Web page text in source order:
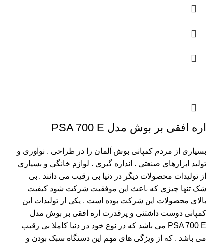
اره افقی بر بوش مدل PSA 700 E
بسیاری از مردم کمپانی بوش آلمان را در طراحی . نوآوری و
تولید ابزارهای صنعتی . اندازه گیری . لوازم خانگی و بسیاری
از تولیدات محصولات دیگر در دنیا بی رقیب می دانند . بی
شک تنها چیزی که باعث این موفقیت شرکت شود کیفیت
بالای محصولات این شرکت بوده است . یکی از تولیدات این
کمپانی دوست داشتنی و پرقدرت اره افقی بر بوش مدل
PSA 700 E می باشد که در نوع خود در دنیا کاملا بی رقیب
می باشد . که از ویژگی های مهم این دستگاه سبک بودن و